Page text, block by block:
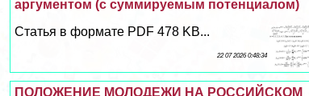
аргументом (с суммируемым потенциалом)
Статья в формате PDF 478 KB...
22 07 2026 0:48:34
ПОЛОЖЕНИЕ МОЛОДЕЖИ НА РОССИЙСКОМ